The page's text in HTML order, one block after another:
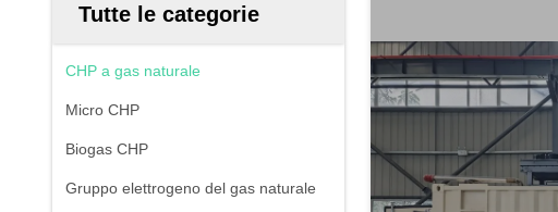
Tutte le categorie
CHP a gas naturale
Micro CHP
Biogas CHP
Gruppo elettrogeno del gas naturale